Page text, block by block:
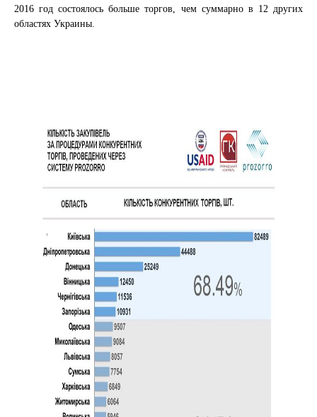
2016 год состоялось больше торгов, чем суммарно в 12 других
областях Украины.